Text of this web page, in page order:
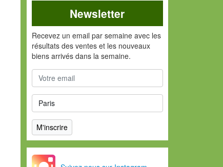
Newsletter
Recevez un email par semaine avec les
résultats des ventes et les nouveaux
biens arrivés dans la semaine.